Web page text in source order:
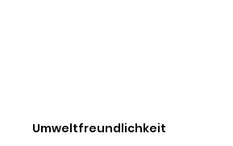
Umweltfreundlichkeit